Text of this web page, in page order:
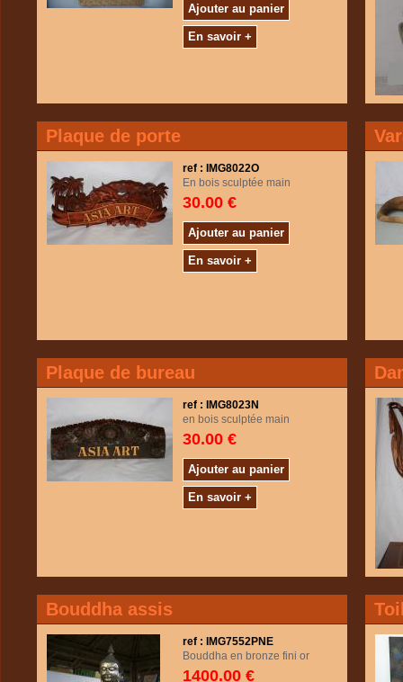
Ajouter au panier
En savoir +
Plaque de porte
ref : IMG8022O
En bois sculptée main
30.00 €
Ajouter au panier
En savoir +
Plaque de bureau
ref : IMG8023N
en bois sculptée main
30.00 €
Ajouter au panier
En savoir +
Bouddha assis
ref : IMG7552PNE
Bouddha en bronze fini or
1400.00 €